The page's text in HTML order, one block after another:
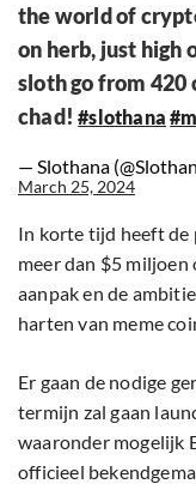
the world of
on herb, just high
sloth go from 420
chad!#slothana
— Slothana
March 25, 2024
In korte tijd heeft de
meer dan $5
aanpak en de
harten van meme
Er gaan de nodige
termijn zal gaan
waaronder mogelijk
officieel